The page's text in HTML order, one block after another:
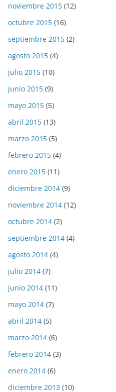
noviembre 2015 (12)
octubre 2015 (16)
septiembre 2015 (2)
agosto 2015 (4)
julio 2015 (10)
junio 2015 (9)
mayo 2015 (5)
abril 2015 (13)
marzo 2015 (5)
febrero 2015 (4)
enero 2015 (11)
diciembre 2014 (9)
noviembre 2014 (12)
octubre 2014 (2)
septiembre 2014 (4)
agosto 2014 (4)
julio 2014 (7)
junio 2014 (11)
mayo 2014 (7)
abril 2014 (5)
marzo 2014 (6)
febrero 2014 (3)
enero 2014 (6)
diciembre 2013 (10)